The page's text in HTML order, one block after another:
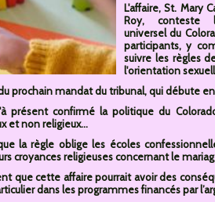
L'affaire, St. Mary
Roy, conteste
universel du
participants, y
suivre les règles
l'orientation
prochain mandat du tribunal, qui débute
présent confirmé la politique du
et non religieux...
la règle oblige les écoles
croyances religieuses concernant le
que cette affaire pourrait avoir des
dans les programmes financés par